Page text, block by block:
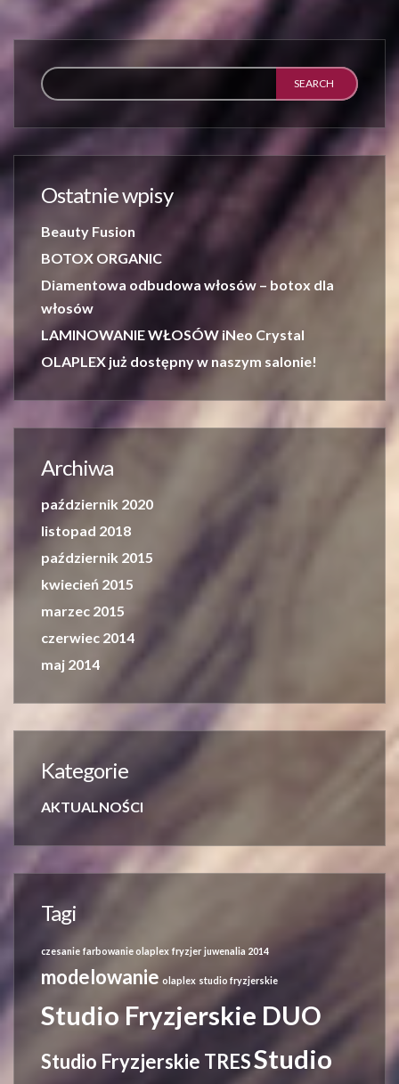
Ostatnie wpisy
Beauty Fusion
BOTOX ORGANIC
Diamentowa odbudowa włosów – botox dla
włosów
LAMINOWANIE WŁOSÓW iNeo Crystal
OLAPLEX już dostępny w naszym salonie!
Archiwa
październik 2020
listopad 2018
październik 2015
kwiecień 2015
marzec 2015
czerwiec 2014
maj 2014
Kategorie
AKTUALNOŚCI
Tagi
czesanie farbowanie olaplex fryzjer juwenalia 2014
modelowanie olaplex studio fryzjerskie
Studio Fryzjerskie DUO
Studio Fryzjerskie TRESStudio